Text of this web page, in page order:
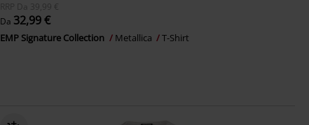
RRP
Da
39,99 €
Da 32,99 €
EMP Signature Collection Metallica T-Shirt